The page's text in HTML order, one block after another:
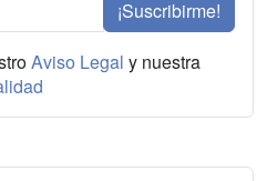
¡Suscribirme!
Aviso Legal y nuestra